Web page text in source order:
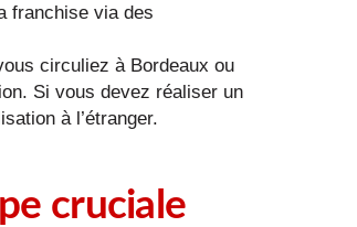
franchise via des
circuliez à Bordeaux ou
Si vous devez réaliser un
à l’étranger.
cruciale